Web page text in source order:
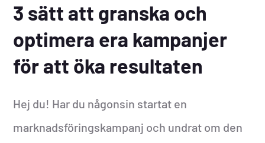
3 sätt att granska och
optimera era kampanjer
för att öka resultaten
Hej du! Har du någonsin startat en
marknadsföringskampanj och undrat om den